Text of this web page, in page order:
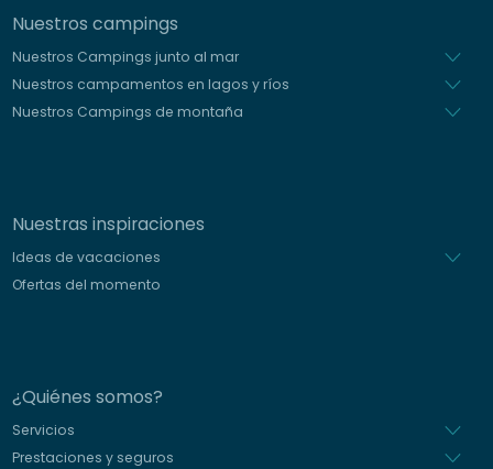
Nuestros campings
Nuestros Campings junto al mar
Nuestros campamentos en lagos y ríos
Nuestros Campings de montaña
Nuestras inspiraciones
Ideas de vacaciones
Ofertas del momento
¿Quiénes somos?
Servicios
Prestaciones y seguros